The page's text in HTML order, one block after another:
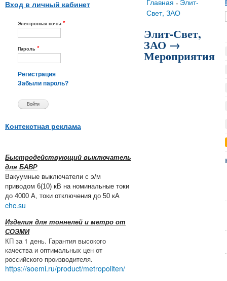
Вход в личный кабинет
Электронная почта *
Пароль *
Регистрация
Забыли пароль?
Контекстная реклама
Быстродействующий выключатель
для БАВР
Вакуумные выключатели с э/м
приводом 6(10) кВ на номинальные токи
до 4000 А, токи отключения до 50 кА
chc.su
Изделия для тоннелей и метро от
СОЭМИ
КП за 1 день. Гарантия высокого
качества и оптимальных цен от
российского производителя.
https://soemi.ru/product/metropoliten/
Вы здесь
Главная » Элит-
Свет, ЗАО
Элит-Свет,
ЗАО →
Мероприятия